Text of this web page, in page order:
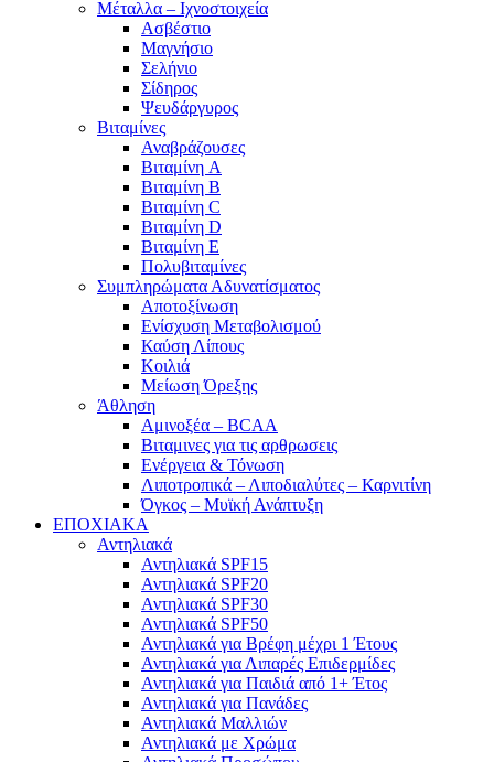
Μέταλλα – Ιχνοστοιχεία
Ασβέστιο
Μαγνήσιο
Σελήνιο
Σίδηρος
Ψευδάργυρος
Βιταμίνες
Αναβράζουσες
Βιταμίνη A
Βιταμίνη B
Βιταμίνη C
Βιταμίνη D
Βιταμίνη E
Πολυβιταμίνες
Συμπληρώματα Αδυνατίσματος
Αποτοξίνωση
Ενίσχυση Μεταβολισμού
Καύση Λίπους
Κοιλιά
Μείωση Όρεξης
Άθληση
Αμινοξέα – BCAA
Βιταμινες για τις αρθρωσεις
Ενέργεια & Τόνωση
Λιποτροπικά – Λιποδιαλύτες – Καρνιτίνη
Όγκος – Μυϊκή Ανάπτυξη
ΕΠΟΧΙΑΚΑ
Αντηλιακά
Αντηλιακά SPF15
Αντηλιακά SPF20
Αντηλιακά SPF30
Αντηλιακά SPF50
Αντηλιακά για Βρέφη μέχρι 1 Έτους
Αντηλιακά για Λιπαρές Επιδερμίδες
Αντηλιακά για Παιδιά από 1+ Έτος
Αντηλιακά για Πανάδες
Αντηλιακά Μαλλιών
Αντηλιακά με Χρώμα